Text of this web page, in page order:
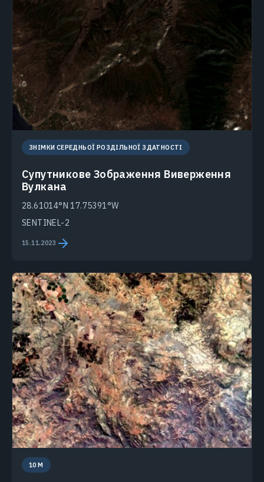
ЗНІМКИ СЕРЕДНЬОЇ РОЗДІЛЬНОЇ ЗДАТНОСТІ
Супутникове Зображення Виверження
Вулкана
28.61014°N 17.75391°W
SENTINEL-2
15.11.2023
10 M